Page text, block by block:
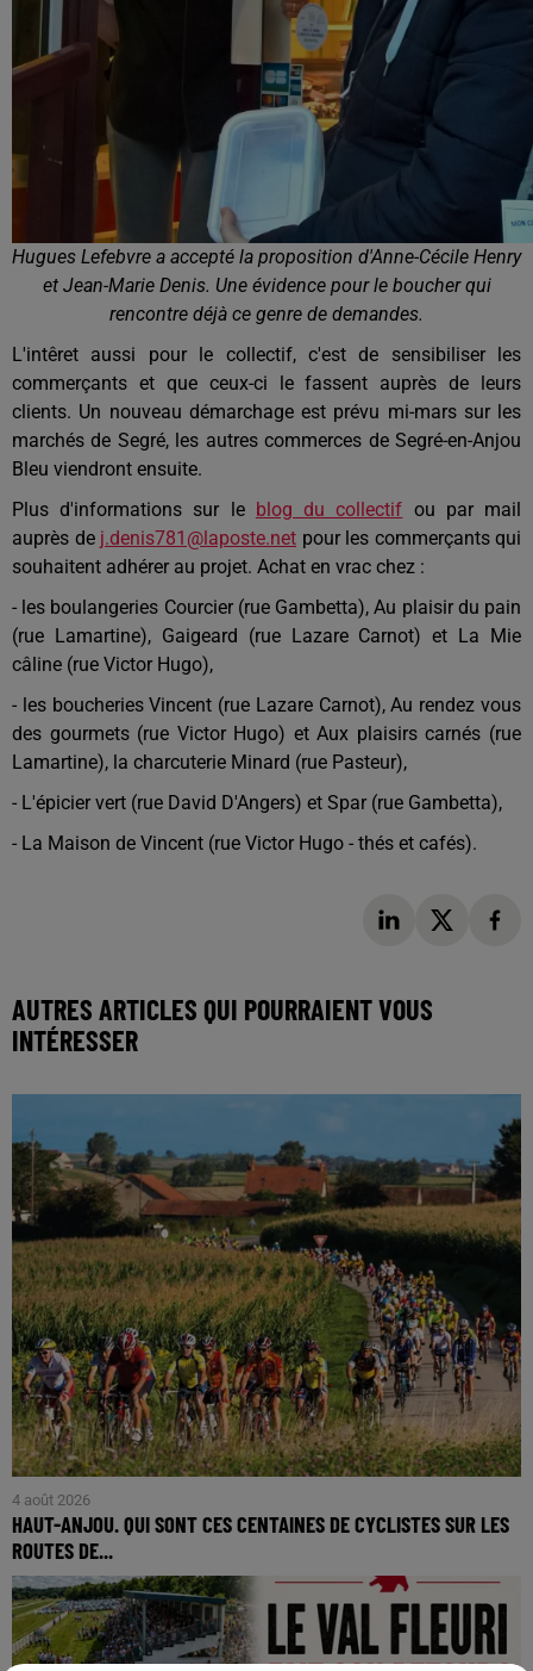
Hugues Lefebvre a accepté la proposition d'Anne-Cécile Henry
et Jean-Marie Denis. Une évidence pour le boucher qui
rencontre déjà ce genre de demandes.
L'intêret aussi pour le collectif, c'est de sensibiliser les
commerçants et que ceux-ci le fassent auprès de leurs
clients. Un nouveau démarchage est prévu mi-mars sur les
marchés de Segré, les autres commerces de Segré-en-Anjou
Bleu viendront ensuite.
Plus d'informations sur le blog du collectif ou par mail
auprès de j.denis781@laposte.net pour les commerçants qui
souhaitent adhérer au projet. Achat en vrac chez :
- les boulangeries Courcier (rue Gambetta), Au plaisir du pain
(rue Lamartine), Gaigeard (rue Lazare Carnot) et La Mie
câline (rue Victor Hugo),
- les boucheries Vincent (rue Lazare Carnot), Au rendez vous
des gourmets (rue Victor Hugo) et Aux plaisirs carnés (rue
Lamartine), la charcuterie Minard (rue Pasteur),
- L'épicier vert (rue David D'Angers) et Spar (rue Gambetta),
- La Maison de Vincent (rue Victor Hugo - thés et cafés).
AUTRES ARTICLES QUI POURRAIENT VOUS
INTÉRESSER
4 août 2026
HAUT-ANJOU. QUI SONT CES CENTAINES DE CYCLISTES SUR LES
ROUTES DE...